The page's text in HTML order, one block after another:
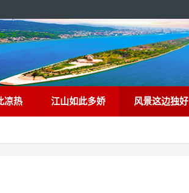
凉热 江山如此多娇 风景这边独好